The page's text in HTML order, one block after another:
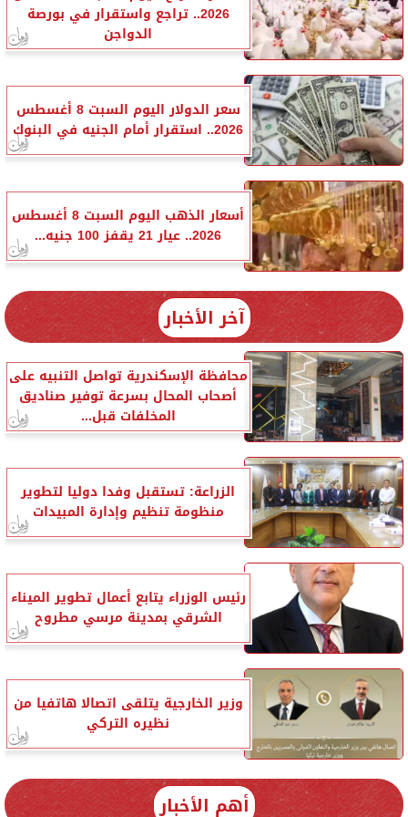
2026.. تراجع واستقرار في بورصة
الدواجن
سعر الدولار اليوم السبت 8 أغسطس
2026.. استقرار أمام الجنيه في البنوك
أسعار الذهب اليوم السبت 8 أغسطس
2026.. عيار 21 يقفز 100 جنيه...
آخر الأخبار
محافظة الإسكندرية تواصل التنبيه على
أصحاب المحال بسرعة توفير صناديق
المخلفات قبل...
الزراعة: تستقبل وفدا دوليا لتطوير
منظومة تنظيم وإدارة المبيدات
رئيس الوزراء يتابع أعمال تطوير الميناء
الشرقي بمدينة مرسي مطروح
وزير الخارجية يتلقى اتصالا هاتفيا من
نظيره التركي
أهم الأخبار